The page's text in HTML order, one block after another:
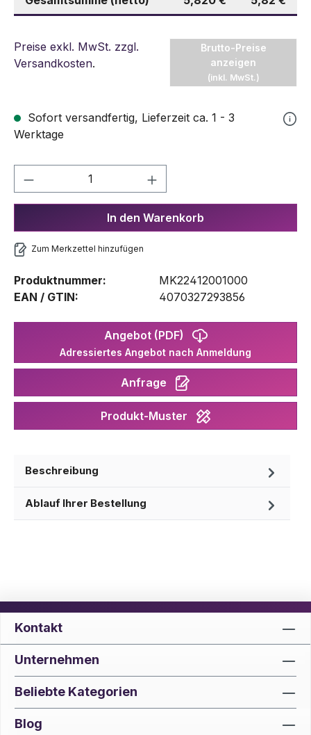
Preise exkl. MwSt. zzgl.
Versandkosten.
Brutto-Preise
anzeigen
(inkl. MwSt.)
Sofort versandfertig, Lieferzeit ca. 1 - 3
Werktage
Produkt Anzahl: Gib den
In den Warenkorb
Zum Merkzettel hinzufügen
Produktnummer:
MK22412001000
EAN / GTIN:
4070327293856
Angebot (PDF)
Adressiertes Angebot nach Anmeldung
Anfrage
Produkt-Muster
Beschreibung
Ablauf Ihrer Bestellung
Kontakt
Unternehmen
Beliebte Kategorien
Blog